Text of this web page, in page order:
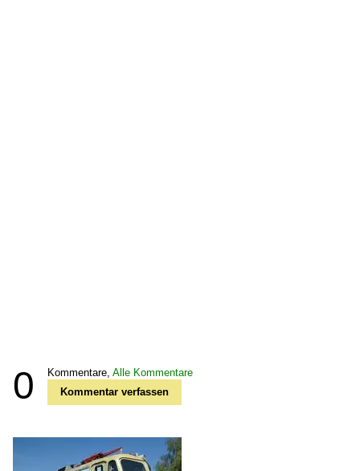
0 Kommentare, Alle Kommentare
Kommentar verfassen